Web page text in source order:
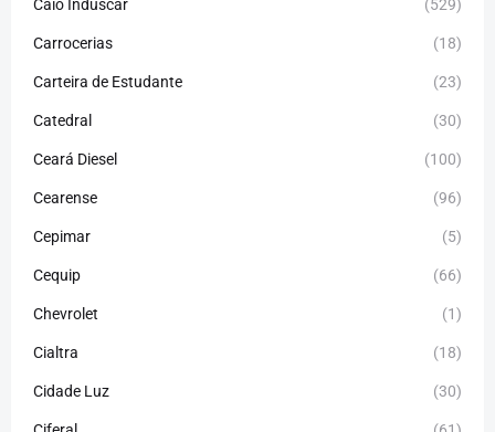
Caio Induscar (529)
Carrocerias (18)
Carteira de Estudante (23)
Catedral (30)
Ceará Diesel (100)
Cearense (96)
Cepimar (5)
Cequip (66)
Chevrolet (1)
Cialtra (18)
Cidade Luz (30)